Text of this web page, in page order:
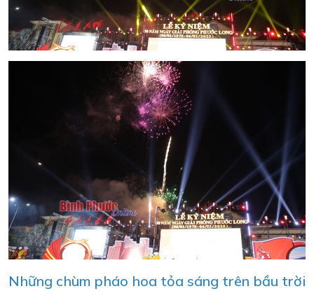
Những chùm pháo hoa tỏa sáng trên bầu trời